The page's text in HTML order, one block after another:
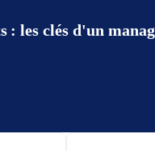
: les clés d'un